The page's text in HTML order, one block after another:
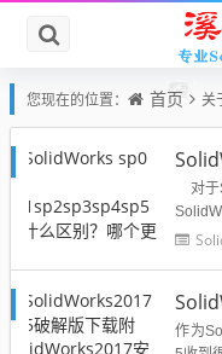
您现在的位置： 首页 关
对于
现了
作为